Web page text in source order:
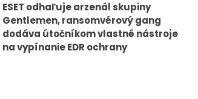
ESET odhaľuje arzenál skupiny
Gentlemen, ransomvérový gang
dodáva útočníkom vlastné nástroje
na vypínanie EDR ochrany